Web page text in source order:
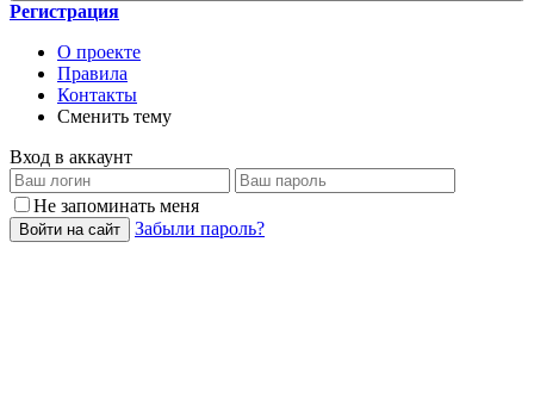
Регистрация
О проекте
Правила
Контакты
Сменить тему
Вход в аккаунт
Не запоминать меня
Войти на сайт Забыли пароль?